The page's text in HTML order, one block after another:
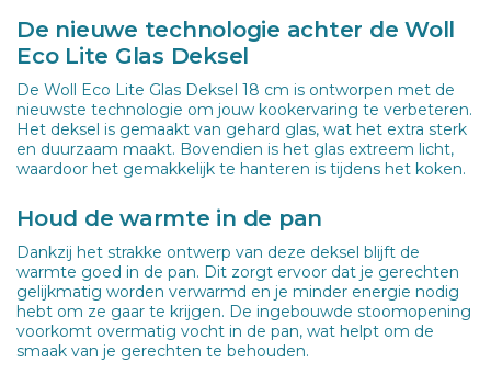
De nieuwe technologie achter de Woll
Eco Lite Glas Deksel
De Woll Eco Lite Glas Deksel 18 cm is ontworpen met de
nieuwste technologie om jouw kookervaring te verbeteren.
Het deksel is gemaakt van gehard glas, wat het extra sterk
en duurzaam maakt. Bovendien is het glas extreem licht,
waardoor het gemakkelijk te hanteren is tijdens het koken.
Houd de warmte in de pan
Dankzij het strakke ontwerp van deze deksel blijft de
warmte goed in de pan. Dit zorgt ervoor dat je gerechten
gelijkmatig worden verwarmd en je minder energie nodig
hebt om ze gaar te krijgen. De ingebouwde stoomopening
voorkomt overmatig vocht in de pan, wat helpt om de
smaak van je gerechten te behouden.